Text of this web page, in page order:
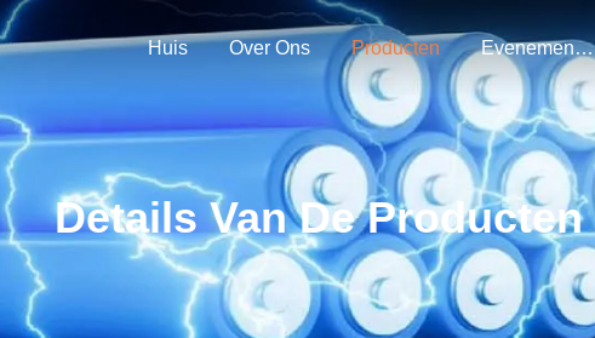
Huis Over Ons Producten Evenementen
Details Van De Producten